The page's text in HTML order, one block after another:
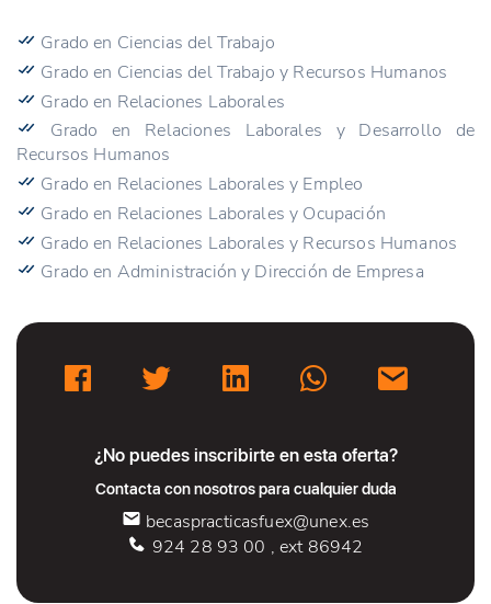
Grado en Ciencias del Trabajo
Grado en Ciencias del Trabajo y Recursos Humanos
Grado en Relaciones Laborales
Grado en Relaciones Laborales y Desarrollo de
Recursos Humanos
Grado en Relaciones Laborales y Empleo
Grado en Relaciones Laborales y Ocupación
Grado en Relaciones Laborales y Recursos Humanos
Grado en Administración y Dirección de Empresa
¿No puedes inscribirte en esta oferta?
Contacta con nosotros para cualquier duda
becaspracticasfuex@unex.es
924 28 93 00 , ext 86942